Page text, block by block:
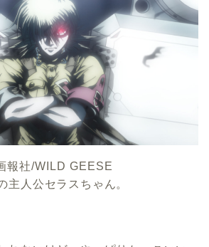
報社/WILD GEESE
主人公セラスちゃん。